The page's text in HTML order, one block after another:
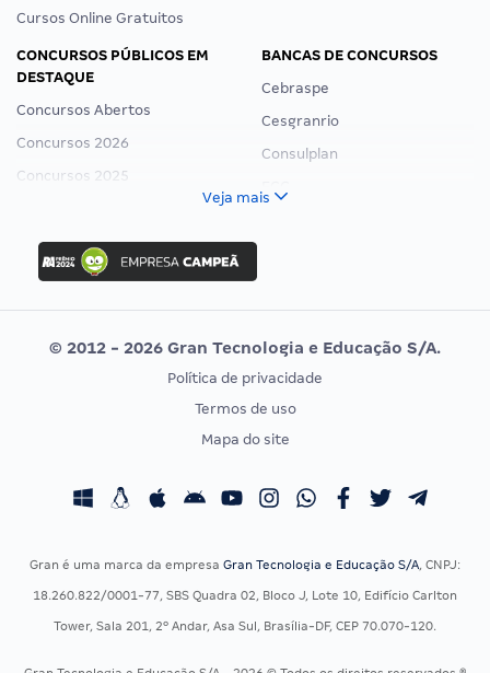
Cursos Online Gratuitos
CONCURSOS PÚBLICOS EM
DESTAQUE
Concursos Abertos
Concursos 2026
Concursos 2025
Concurso Nacional Unificado
Concurso Ibama
Concurso MPU
Editais publicados
BANCAS DE CONCURSOS
Cebraspe
Cesgranrio
Consulplan
Vunesp
CONCURSOS POR PROFISSÃO
Concursos Fiscais
EXAME DE ORDEM
Calendário OAB
Veja mais
© 2012 - 2026 Gran Tecnologia e Educação S/A.
Política de privacidade
Termos de uso
Mapa do site
Gran é uma marca da empresa Gran Tecnologia e Educação S/A, CNPJ:
18.260.822/0001-77, SBS Quadra 02, Bloco J, Lote 10, Edifício Carlton
Tower, Sala 201, 2º Andar, Asa Sul, Brasília-DF, CEP 70.070-120.